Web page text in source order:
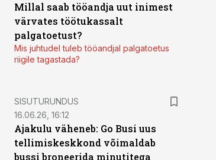
Millal saab tööandja uut inimest
värvates töötukassalt
palgatoetust?
Mis juhtudel tuleb tööandjal palgatoetus
riigile tagastada?
ST
SISUTURUNDUS
16.06.26, 16:12
Ajakulu väheneb: Go Busi uus
tellimiskeskkond võimaldab
bussi broneerida minutitega